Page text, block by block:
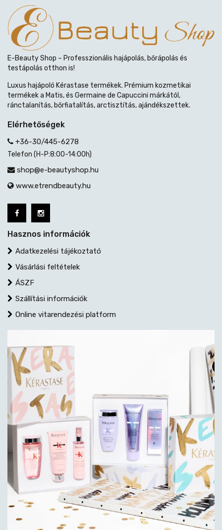
E-Beauty Shop – Professzionális hajápolás, bőrápolás és
testápolás otthon is!
Luxus hajápoló Kérastase termékek. Prémium kozmetikai
termékek a Matis, és Germaine de Capuccini márkától,
ránctalanítás, bőrfiatalítás, arctisztítás, ajándékszettek.
Elérhetőségek
+36-30/445-6278
Telefon (H-P:8:00-14:00h)
shop@e-beautyshop.hu
www.etrendbeauty.hu
Hasznos információk
Adatkezelési tájékoztató
Vásárlási feltételek
ÁSZF
Szállítási információk
Online vitarendezési platform